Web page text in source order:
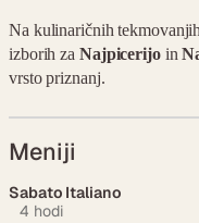
Na kulinaričnih
izborih za Najpicerijoin
vrsto priznanj.
Meniji
Sabato Italiano
4 hodi